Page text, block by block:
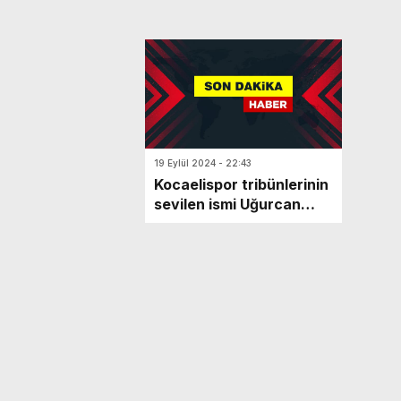
19 Eylül 2024 - 22:43
Kocaelispor tribünlerinin
sevilen ismi Uğurcan